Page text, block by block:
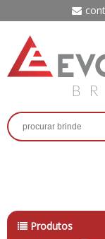
Produtos